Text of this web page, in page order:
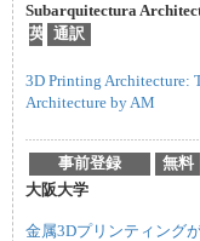
Subarquitectura
英
通訳
3D Printing Architecture:
Architecture by AM
事前登録
無料
大阪大学
金属3Dプリンティング